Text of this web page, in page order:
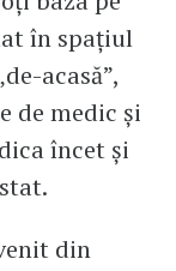
în spațiul
acasă”,
de medic și
încet și
din